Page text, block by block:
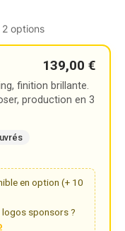
2 options
139,00 €
finition brillante.
production en 3
en option (+ 10
sponsors ?